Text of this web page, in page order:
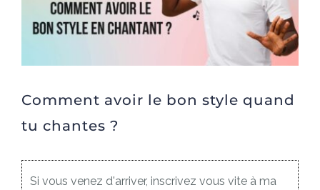
Comment avoir le bon style quand
tu chantes ?
Si vous venez d'arriver, inscrivez vous vite à ma